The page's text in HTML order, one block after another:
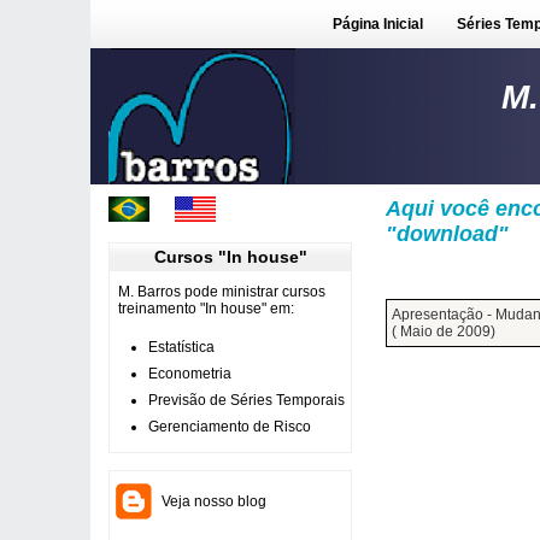
Página Inicial Séries
Cursos "In house"
M. Barros pode ministrar cursos
treinamento "In house" em:
Estatística
Econometria
Previsão de Séries Temporais
Gerenciamento de Risco
Veja nosso blog
Aqui você
"download"
Apresentação -
( Maio de 2009)